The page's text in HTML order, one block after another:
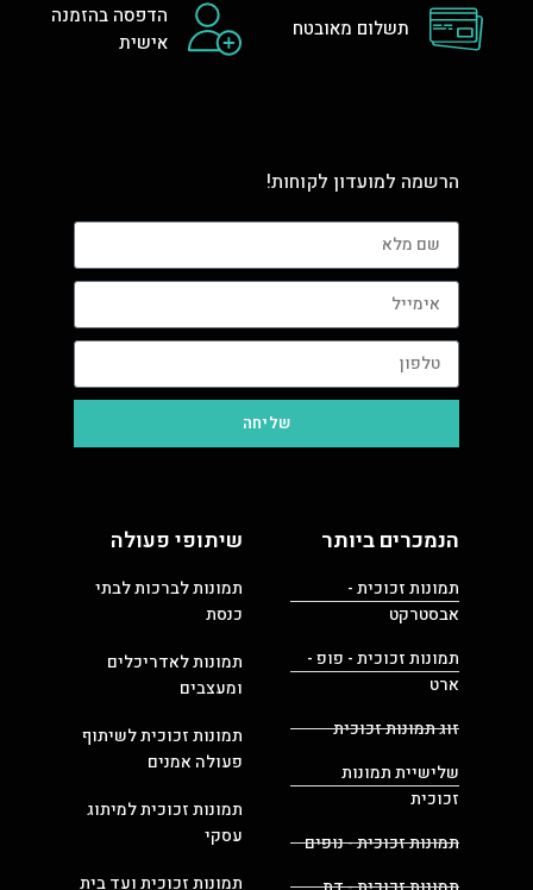
תשלום מאובטח
הדפסה בהזמנה
אישית
הרשמה למועדון לקוחות!
שליחה
הנמכרים ביותר
תמונות זכוכית -
אבסטרקט
תמונות זכוכית - פופ -
ארט
זוג תמונות זכוכית
שלישיית תמונות
זכוכית
תמונות זכוכית - נופים
שיתופי פעולה
תמונות לברכות לבתי
כנסת
תמונות לאדריכלים
ומעצבים
תמונות זכוכית לשיתוף
פעולה אמנים
תמונות זכוכית למיתוג
עסקי
תמונות זכוכית ועד בית